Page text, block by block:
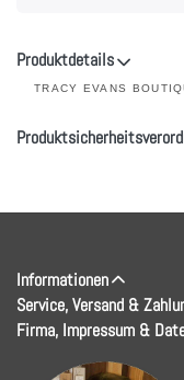
Produktdetails
TRACY EVANS
Informationen
Service, Versand &
Firma, Impressum &